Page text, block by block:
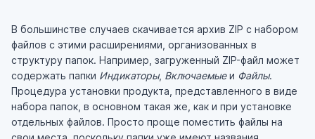
В большинстве случаев скачивается архив ZIP с набором
файлов с этими расширениями, организованных в
структуру папок. Например, загруженный ZIP-файл может
содержать папки Индикаторы, Включаемыеи Файлы.
Процедура установки продукта, представленного в виде
набора папок, в основном такая же, как и при установке
отдельных файлов. Просто проще поместить файлы на